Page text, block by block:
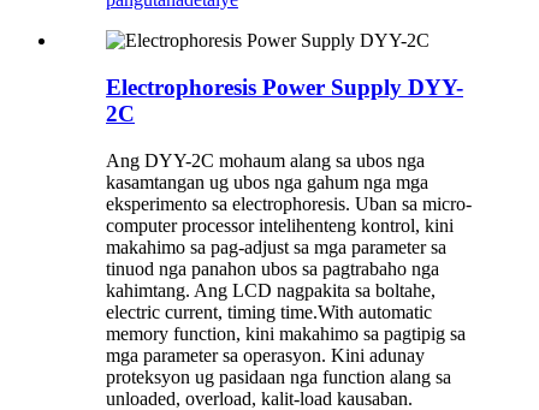
Electrophoresis Power Supply DYY-
2C
Ang DYY-2C mohaum alang sa ubos nga
kasamtangan ug ubos nga gahum nga mga
eksperimento sa electrophoresis. Uban sa micro-
computer processor intelihenteng kontrol, kini
makahimo sa pag-adjust sa mga parameter sa
tinuod nga panahon ubos sa pagtrabaho nga
kahimtang. Ang LCD nagpakita sa boltahe,
electric current, timing time.With automatic
memory function, kini makahimo sa pagtipig sa
mga parameter sa operasyon. Kini adunay
proteksyon ug pasidaan nga function alang sa
unloaded, overload, kalit-load kausaban.